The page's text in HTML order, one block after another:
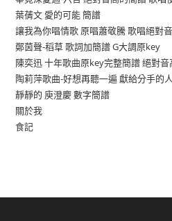
葉蒨文 愛的可能 簡譜
讓我為你唱情歌 原唱蕭敬騰 歌唱絕對
鄭茵聲-稻草 歌詞加簡譜 G大調原key
陳奕迅 十年歌曲原key完整簡譜 絕對音
陶莉萍歌曲-好想再聽一遍 獻給分手的
靜靜的 庾澄慶 數字簡譜
關於我
食記